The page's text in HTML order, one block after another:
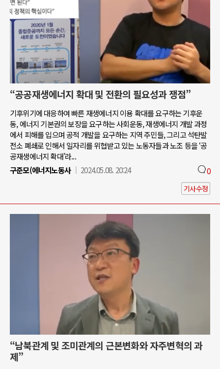
“공공재생에너지 확대 및 전환의 필요성과 쟁점”
기후위기에 대응하여 빠른 재생에너지 이용 확대를 요구하는 기후운
동, 에너지 기본권의 보장을 요구하는 사회운동, 재생에너지 개발 과정
에서 피해를 입으며 공적 개발을 요구하는 지역 주민들, 그리고 석탄발
전소 폐쇄로 인해서 일자리를 위협받고 있는 노동자들과 노조 등을 ‘공
공재생에너지 확대’라...
구준모(에너지노동사
2024.05.08. 20:24 0
기사수정
“남북관계 및 조미관계의 근본변화와 자주변혁의 과
제”